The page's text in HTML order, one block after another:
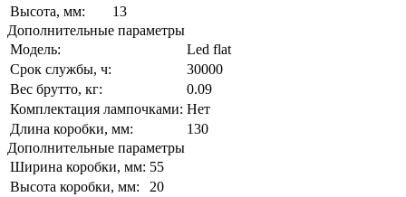
Высота, мм:
13
Дополнительные параметры
Модель:
Led flat
Срок службы, ч:
30000
Вес брутто, кг:
0.09
Комплектация лампочками: Нет
Длина коробки, мм:
130
Дополнительные параметры
Ширина коробки, мм: 55
Высота коробки, мм:
20